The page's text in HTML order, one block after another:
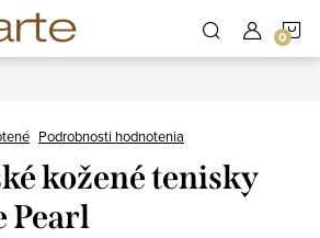
Podrobnosti hodnotenia
kožené tenisky
Pearl